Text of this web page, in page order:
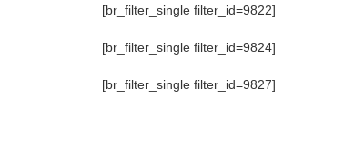
[br_filter_single filter_id=9822]
[br_filter_single filter_id=9824]
[br_filter_single filter_id=9827]